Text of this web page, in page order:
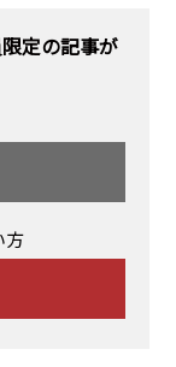
定の記事が
方